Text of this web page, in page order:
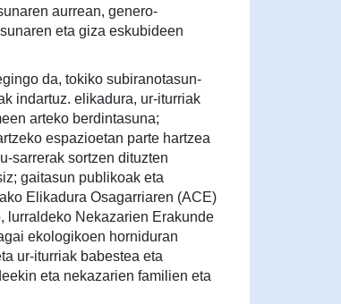
aurrean, genero-
eta giza eskubideen
da, tokiko subiranotasun-
indartuz. elikadura, ur-iturriak
arteko berdintasuna;
espazioetan parte hartzea
sarrerak sortzen dituzten
gaitasun publikoak eta
Elikadura Osagarriaren (ACE)
lurraldeko Nekazarien Erakunde
ekologikoen horniduran
ur-iturriak babestea eta
eta nekazarien familien eta